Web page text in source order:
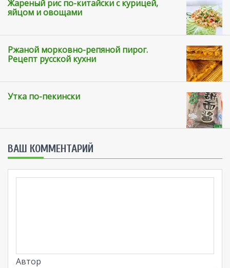
Жареный рис по-китайски с курицей,
яйцом и овощами
Ржаной морковно-репяной пирог.
Рецепт русской кухни
Утка по-пекински
ВАШ КОММЕНТАРИЙ
Автор